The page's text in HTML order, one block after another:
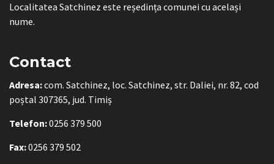
Localitatea Satchinez este reședința comunei cu același
nume.
Contact
Adresa:com. Satchinez, loc. Satchinez, str. Daliei, nr. 82, cod
poștal 307365, jud. Timiș
Telefon:0256 379 500
Fax:0256 379 502